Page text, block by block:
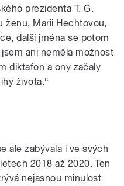
prezidenta T. G.
ženu, Marii Hechtovou,
další jména se potom
ani neměla možnost
diktafon a ony začaly
života.“
ale zabývala i ve svých
2018 až 2020. Ten
nejasnou minulost